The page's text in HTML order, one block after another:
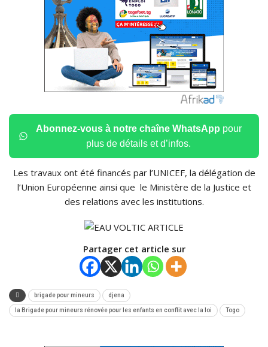
Abonnez-vous à notre chaîne WhatsApp pour
plus de détails et d’infos.
Les travaux ont été financés par l’UNICEF, la délégation de
l’Union Européenne ainsi que le Ministère de la Justice et
des relations avec les institutions.
Partager cet article sur
brigade pour mineurs djena
la Brigade pour mineurs rénovée pour les enfants en conflit avec la loi Togo